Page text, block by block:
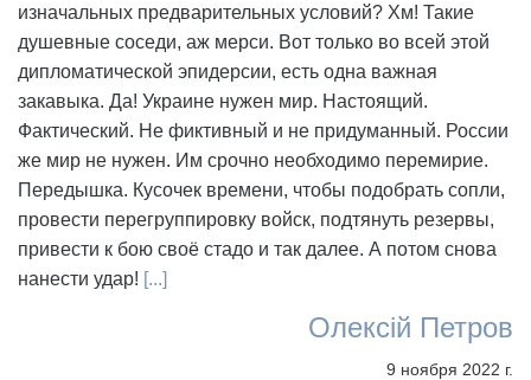
изначальных предварительных условий? Хм! Такие
душевные соседи, аж мерси. Вот только во всей этой
дипломатической эпидерсии, есть одна важная
закавыка. Да! Украине нужен мир. Настоящий.
Фактический. Не фиктивный и не придуманный. России
же мир не нужен. Им срочно необходимо перемирие.
Передышка. Кусочек времени, чтобы подобрать сопли,
провести перегруппировку войск, подтянуть резервы,
привести к бою своё стадо и так далее. А потом снова
нанести удар! [...]
Олексій Петров
9 ноября 2022 г.